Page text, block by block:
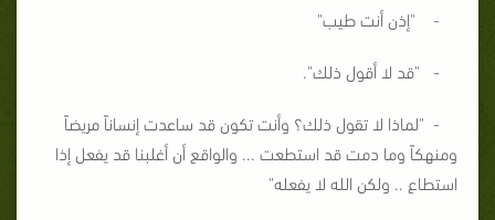
- "إذن أنت طيب"
- "قد لا أقول ذلك".
- "لماذا لا تقول ذلك؟ وأنت تكون قد ساعدت إنساناً مريضاً
ومنهكاً وما دمت قد استطعت ... والواقع أن أغلبنا قد يفعل إذا
استطاع .. ولكن الله لا يفعله"